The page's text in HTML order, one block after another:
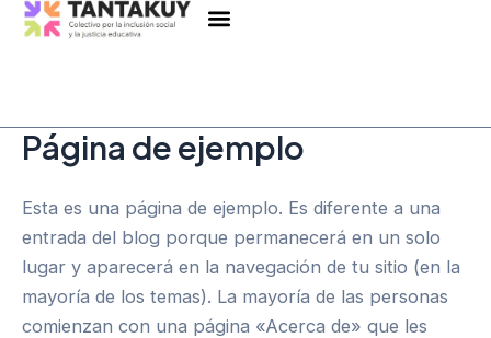
Skip
Menu
Página de ejemplo
Esta es una página de ejemplo. Es diferente a una
entrada del blog porque permanecerá en un solo
lugar y aparecerá en la navegación de tu sitio (en la
mayoría de los temas). La mayoría de las personas
comienzan con una página «Acerca de» que les